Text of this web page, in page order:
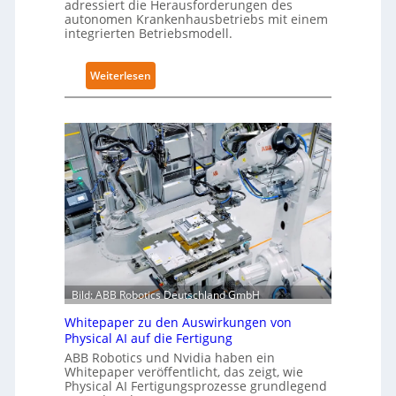
i
z
e
r
n
g
n
a
c
h
I
E
C
6
4
4
3
-
w
e
i
t
r
g
l
o
b
a
l
e
s
T
r
a
i
n
i
adressiert die Herausforderungen des
autonomen Krankenhausbetriebs mit einem
integrierten Betriebsmodell.
Weiterlesen
A
t
o
n
o
m
e
L
ö
s
u
g
e
n
s
Bild: ABB Robotics Deutschland GmbH
Whitepaper zu den Auswirkungen von
Physical AI auf die Fertigung
ABB Robotics und Nvidia haben ein
Whitepaper veröffentlicht, das zeigt, wie
Physical AI Fertigungsprozesse grundlegend